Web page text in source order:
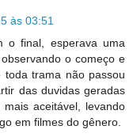
às 03:51
o final, esperava uma
o começo e
trama não passou
das duvidas geradas
aceitável, levando
em filmes do gênero.